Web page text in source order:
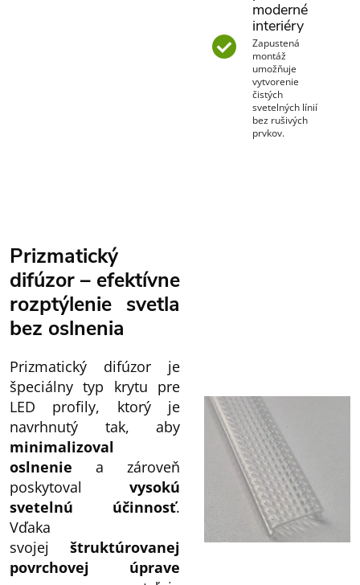
moderné
interiéry
Zapustená
montáž
umožňuje
vytvorenie
čistých
svetelných línií
bez rušivých
prvkov.
Prizmatický
difúzor – efektívne
rozptýlenie svetla
bez oslnenia
Prizmatický difúzor je
špeciálny typ krytu pre
LED profily, ktorý je
navrhnutý tak, aby
minimalizoval
oslnenie a zároveň
poskytoval vysokú
svetelnú účinnosť.
Vďaka
svojej štruktúrovanej
povrchovej úprave